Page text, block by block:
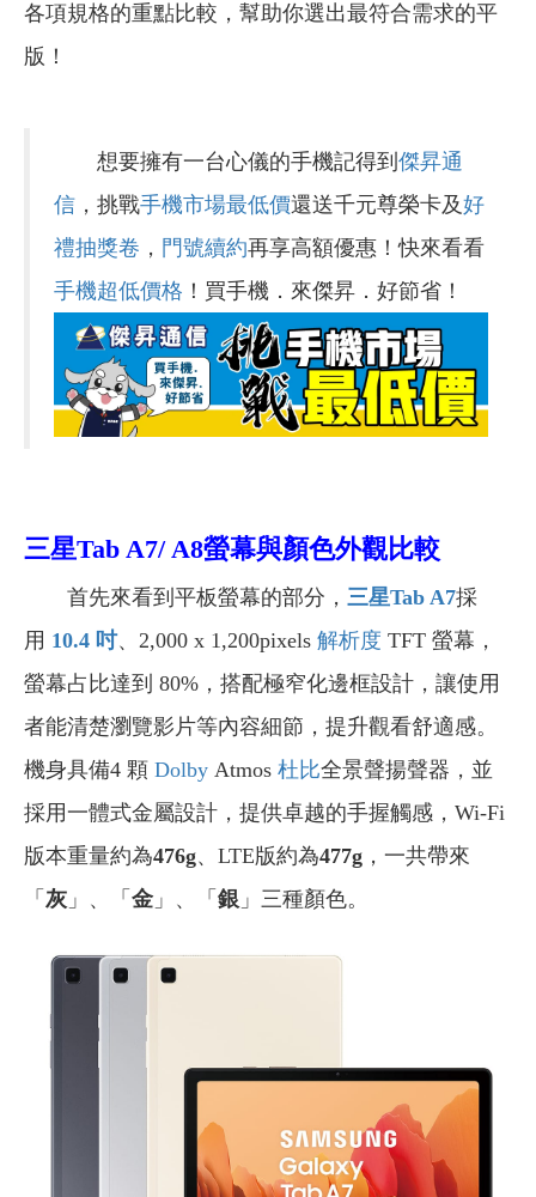
各項規格的重點比較，幫助你選出最符合需求的平
版！
想要擁有一台心儀的手機記得到 傑昇通
信 ，挑戰手機市場最低價還送千元尊榮卡及好
禮抽獎卷 ， 門號續約再享高額優惠！快來看看
手機超低價格 ！買手機．來傑昇．好節省！
三星Tab A7/ A8螢幕與顏色外觀比較
首先來看到平板螢幕的部分， 三星Tab A7採
用 10.4 吋、2,000 x 1,200pixels 解析度 TFT 螢幕，
螢幕占比達到 80%，搭配極窄化邊框設計，讓使用
者能清楚瀏覽影片等內容細節，提升觀看舒適感。
機身具備4 顆 Dolby Atmos 杜比全景聲揚聲器，並
採用一體式金屬設計，提供卓越的手握觸感，Wi-Fi
版本重量約為476g、LTE版約為477g ，一共帶來
「 灰 」、「 金 」、「 銀 」三種顏色。